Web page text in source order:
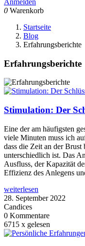
Anmelden
0 Warenkorb
Startseite
Blog
Erfahrungsberichte
Erfahrungsberichte
Stimulation: Der
Eine der am häufigsten
viele Minuten muss ich
dass die Zeit an der
unterschiedlich ist. Das
Ausfluss, der Kapazität
Effizienz des Anlegens
weiterlesen
28. September 2022
Candices
0 Kommentare
6715 x gelesen